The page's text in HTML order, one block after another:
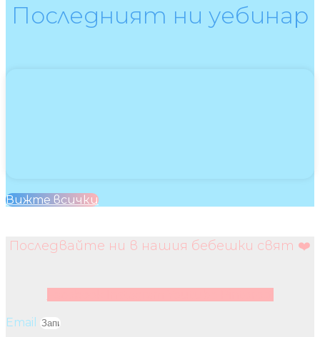
Последният ни уебинар
Вижте всички
Последвайте ни в нашия бебешки свят ❤️
Email